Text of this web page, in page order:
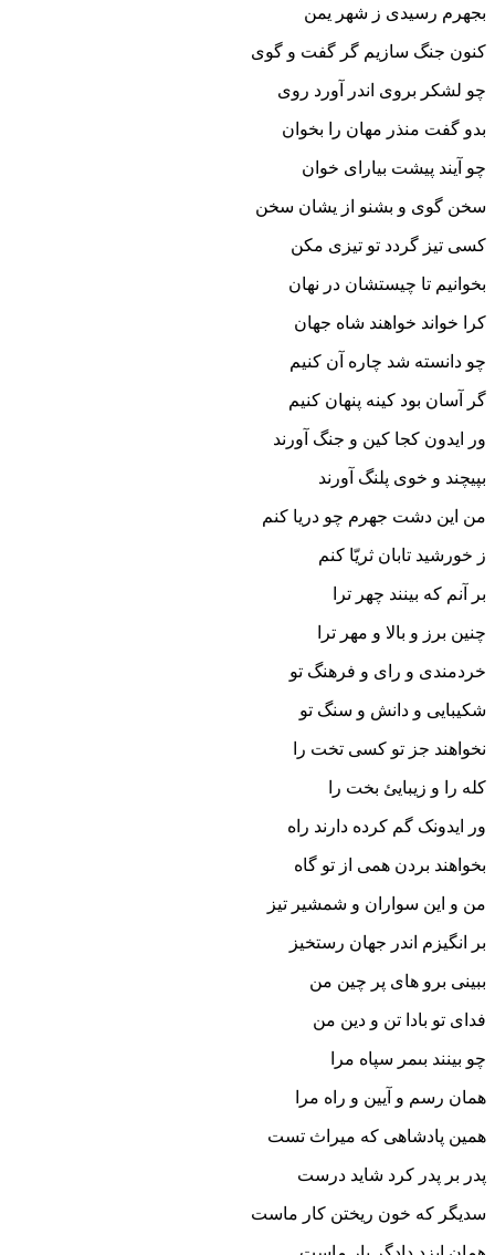
بجهرم رسیدى ز شهر یمن‏
کنون جنگ سازیم گر گفت و گوى
چو لشکر بروى اندر آورد روى‏
بدو گفت منذر مهان را بخوان
چو آیند پیشت بیاراى خوان‏
سخن گوى و بشنو از یشان سخن
کسى تیز گردد تو تیزى مکن‏
بخوانیم تا چیستشان در نهان
کرا خواند خواهند شاه جهان‏
چو دانسته شد چاره آن کنیم
گر آسان بود کینه پنهان کنیم‏
ور ایدون کجا کین و جنگ آورند
بپیچند و خوى پلنگ آورند
من این دشت جهرم چو دریا کنم
ز خورشید تابان ثریّا کنم‏
بر آنم که بینند چهر ترا
چنین برز و بالا و مهر ترا
خردمندى و راى و فرهنگ تو
شکیبایى و دانش و سنگ تو
نخواهند جز تو کسى تخت را
کله را و زیبایئ بخت را
ور ایدونک گم کرده دارند راه
بخواهند بردن همى از تو گاه‏
من و این سواران و شمشیر تیز
بر انگیزم اندر جهان رستخیز
ببینى برو هاى پر چین من
فداى تو بادا تن و دین من‏
چو بینند بى‏مر سپاه مرا
همان رسم و آیین و راه مرا
همین پادشاهى که میراث تست
پدر بر پدر کرد شاید درست‏
سدیگر که خون ریختن کار ماست